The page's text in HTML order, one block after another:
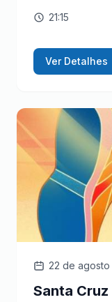
21:15
Ver Detalhes
22 de
Santa